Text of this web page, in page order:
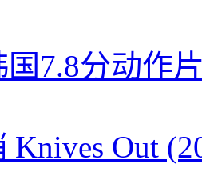
国7.8分动作
Knives Out